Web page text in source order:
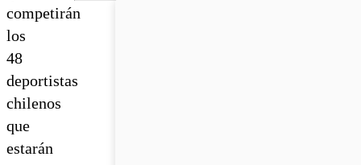
competirán
los
48
deportistas
chilenos
que
estarán